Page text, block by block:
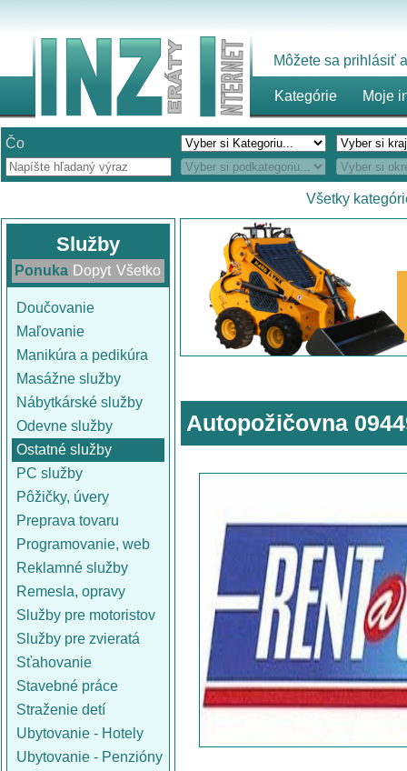
Môžete sa prihlásiť
Kategórie Moje
Čo
Všetky
Služby
Ponuka Dopyt Všetko
Doučovanie
Maľovanie
Manikúra a pedikúra
Masážne služby
Nábytkárské služby
Odevne služby
Ostatné služby
PC služby
Pôžičky, úvery
Preprava tovaru
Programovanie, web
Reklamné služby
Remesla, opravy
Služby pre motoristov
Služby pre zvieratá
Sťahovanie
Stavebné práce
Straženie detí
Ubytovanie - Hotely
Ubytovanie - Penzióny
Autopožičovna